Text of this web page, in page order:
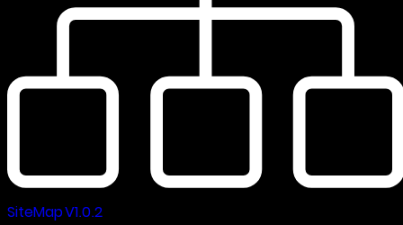
SiteMap V1.0.2